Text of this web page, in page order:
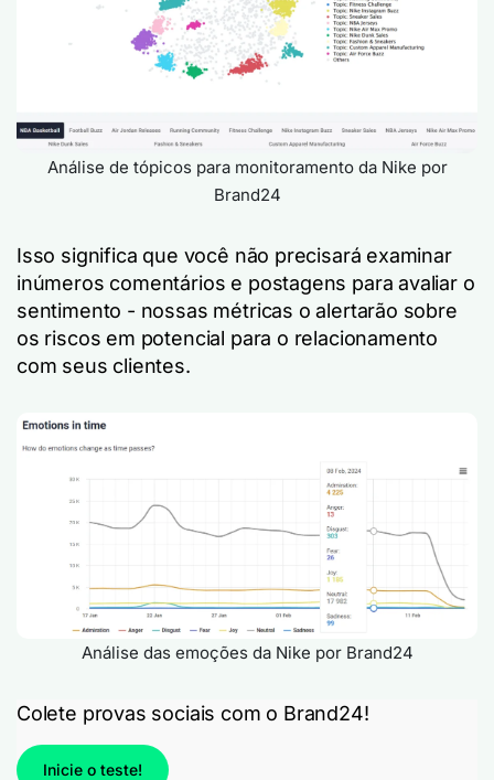
Análise de tópicos para monitoramento da Nike por
Brand24
Isso significa que você não precisará examinar
inúmeros comentários e postagens para avaliar o
sentimento - nossas métricas o alertarão sobre
os riscos em potencial para o relacionamento
com seus clientes.
Análise das emoções da Nike por Brand24
Colete provas sociais com o Brand24!
Inicie o teste!